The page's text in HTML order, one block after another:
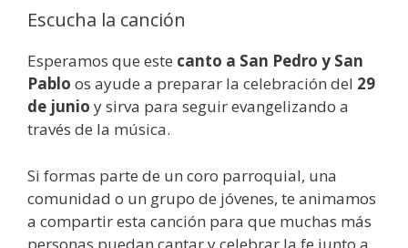
Escucha la canción
Esperamos que este canto a San Pedro y San
Pablo os ayude a preparar la celebración del 29
de junio y sirva para seguir evangelizando a
través de la música.
Si formas parte de un coro parroquial, una
comunidad o un grupo de jóvenes, te animamos
a compartir esta canción para que muchas más
personas puedan cantar y celebrar la fe junto a